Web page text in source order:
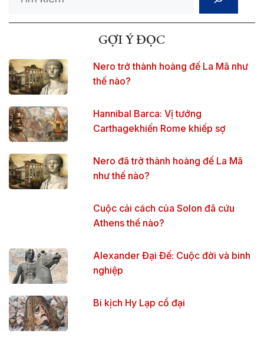
GỢI Ý ĐỌC
Nero trở thành hoàng đế La Mã như
thế nào?
Hannibal Barca: Vị tướng
Carthagekhiến Rome khiếp sợ
Nero đã trở thành hoàng đế La Mã
như thế nào?
Cuộc cải cách của Solon đã cứu
Athens thế nào?
Alexander Đại Đế: Cuộc đời và binh
nghiệp
Bi kịch Hy Lạp cổ đại